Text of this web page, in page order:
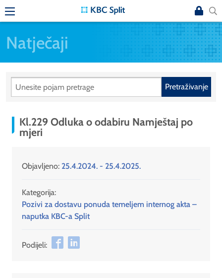
Natječaji
Pretraživanje
Kl.229 Odluka o odabiru Namještaj po
mjeri
Objavljeno: 25.4.2024. - 25.4.2025.
Kategorija:
Pozivi za dostavu ponuda temeljem internog akta –
naputka KBC-a Split
Podijeli: